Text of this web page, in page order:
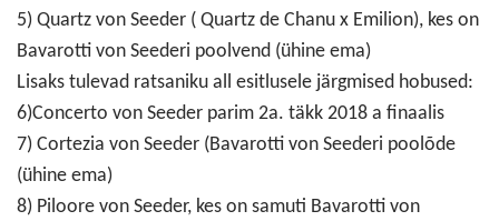
5) Quartz von Seeder ( Quartz de Chanu x Emilion), kes on
Bavarotti von Seederi poolvend (ühine ema)
Lisaks tulevad ratsaniku all esitlusele järgmised hobused:
6)Concerto von Seeder parim 2a. täkk 2018 a finaalis
7) Cortezia von Seeder (Bavarotti von Seederi poolõde
(ühine ema)
8) Piloore von Seeder, kes on samuti Bavarotti von